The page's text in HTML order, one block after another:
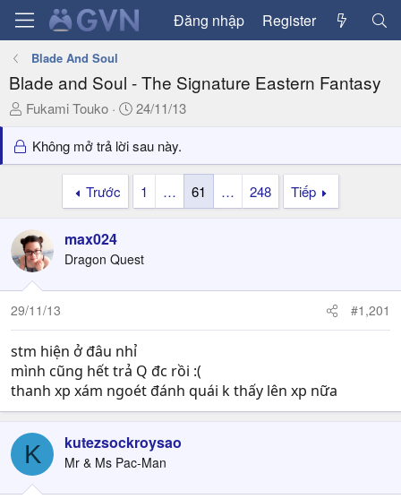
Đăng nhập Register
Blade And Soul
Blade and Soul - The Signature Eastern Fantasy
T
r
e
t
a
r
e
r
Fukami Touko
N
à
y
24/11/13
Không mở trả lời sau này.
Trước 1 … 61 … 248 Tiếp
max024
Dragon Quest
29/11/13 #1,201
stm hiện ở đâu nhỉ
mình cũng hết trả Q đc rồi :(
thanh xp xám ngoét đánh quái k thấy lên xp nữa
K kutezsockroysao
Mr & Ms Pac-Man